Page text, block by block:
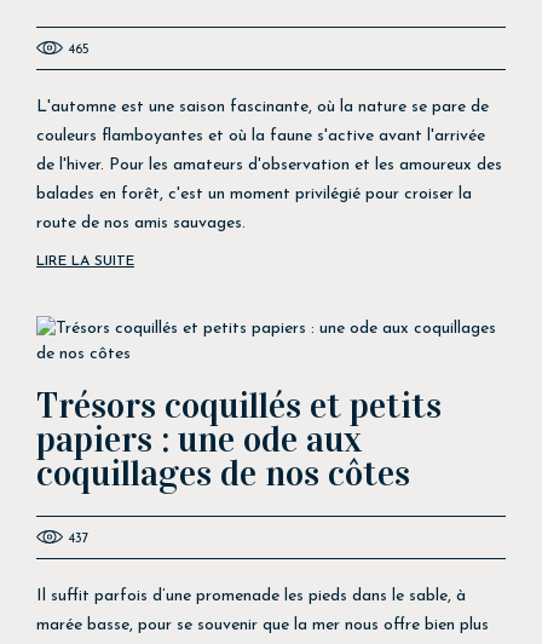
465
L'automne est une saison fascinante, où la nature se pare de
couleurs flamboyantes et où la faune s'active avant l'arrivée
de l'hiver. Pour les amateurs d'observation et les amoureux des
balades en forêt, c'est un moment privilégié pour croiser la
route de nos amis sauvages.
LIRE LA SUITE
Trésors coquillés et petits
papiers : une ode aux
coquillages de nos côtes
437
Il suffit parfois d’une promenade les pieds dans le sable, à
marée basse, pour se souvenir que la mer nous offre bien plus